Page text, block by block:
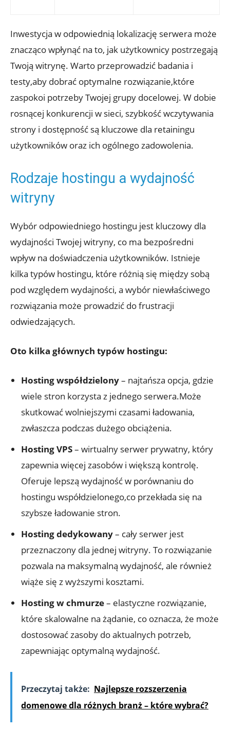
Inwestycja w odpowiednią lokalizację serwera może
znacząco wpłynąć na to, jak użytkownicy postrzegają
Twoją witrynę. Warto przeprowadzić badania i
testy,aby dobrać optymalne rozwiązanie,które
zaspokoi potrzeby Twojej grupy docelowej. W dobie
rosnącej konkurencji w sieci, szybkość wczytywania
strony i dostępność są kluczowe dla retainingu
użytkowników oraz ich ogólnego zadowolenia.
Rodzaje hostingu a wydajność
witryny
Wybór odpowiedniego hostingu jest kluczowy dla
wydajności Twojej witryny, co ma bezpośredni
wpływ na doświadczenia użytkowników. Istnieje
kilka typów hostingu, które różnią się między sobą
pod względem wydajności, a wybór niewłaściwego
rozwiązania może prowadzić do frustracji
odwiedzających.
Oto kilka głównych typów hostingu:
Hosting współdzielony– najtańsza opcja, gdzie
wiele stron korzysta z jednego serwera.Może
skutkować wolniejszymi czasami ładowania,
zwłaszcza podczas dużego obciążenia.
Hosting VPS– wirtualny serwer prywatny, który
zapewnia więcej zasobów i większą kontrolę.
Oferuje lepszą wydajność w porównaniu do
hostingu współdzielonego,co przekłada się na
szybsze ładowanie stron.
Hosting dedykowany– cały serwer jest
przeznaczony dla jednej witryny. To rozwiązanie
pozwala na maksymalną wydajność, ale również
wiąże się z wyższymi kosztami.
Hosting w chmurze– elastyczne rozwiązanie,
które skalowalne na żądanie, co oznacza, że może
dostosować zasoby do aktualnych potrzeb,
zapewniając optymalną wydajność.
Przeczytaj także: Najlepsze rozszerzenia
domenowe dla różnych branż – które wybrać?